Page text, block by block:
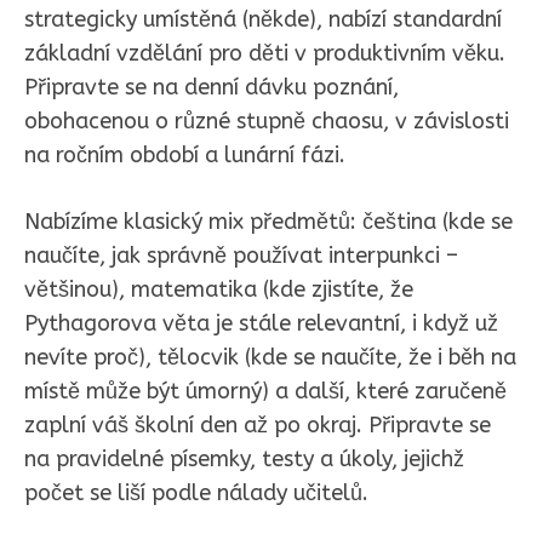
strategicky umístěná (někde), nabízí standardní
základní vzdělání pro děti v produktivním věku.
Připravte se na denní dávku poznání,
obohacenou o různé stupně chaosu, v závislosti
na ročním období a lunární fázi.
Nabízíme klasický mix předmětů: čeština (kde se
naučíte, jak správně používat interpunkci –
většinou), matematika (kde zjistíte, že
Pythagorova věta je stále relevantní, i když už
nevíte proč), tělocvik (kde se naučíte, že i běh na
místě může být úmorný) a další, které zaručeně
zaplní váš školní den až po okraj. Připravte se
na pravidelné písemky, testy a úkoly, jejichž
počet se liší podle nálady učitelů.